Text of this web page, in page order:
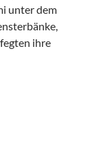
unter dem
ihre